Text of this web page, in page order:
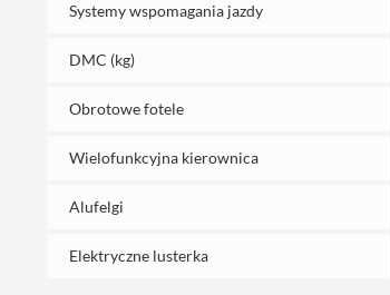
Systemy wspomagania jazdy
DMC (kg)
Obrotowe fotele
Wielofunkcyjna kierownica
Alufelgi
Elektryczne lusterka